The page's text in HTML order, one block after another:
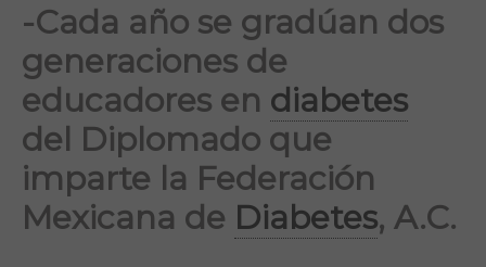
-Cada año se gradúan dos
generaciones de
educadores en diabetes
del Diplomado que
imparte la Federación
Mexicana de Diabetes, A.C.